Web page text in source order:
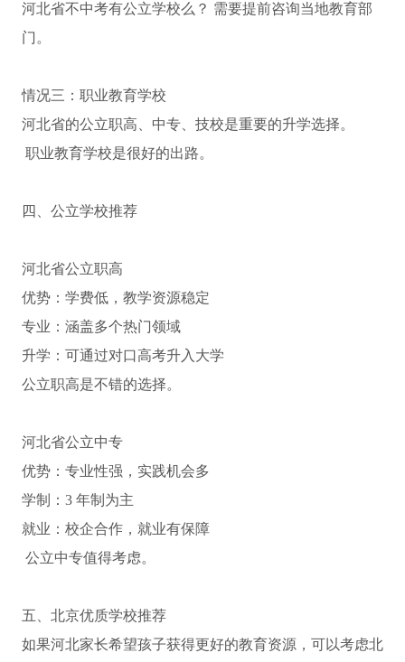
河北省不中考有公立学校么？ 需要提前咨询当地教育部
门。
情况三：职业教育学校
河北省的公立职高、中专、技校是重要的升学选择。
职业教育学校是很好的出路。
四、公立学校推荐
河北省公立职高
优势：学费低，教学资源稳定
专业：涵盖多个热门领域
升学：可通过对口高考升入大学
公立职高是不错的选择。
河北省公立中专
优势：专业性强，实践机会多
学制：3 年制为主
就业：校企合作，就业有保障
公立中专值得考虑。
五、北京优质学校推荐
如果河北家长希望孩子获得更好的教育资源，可以考虑北